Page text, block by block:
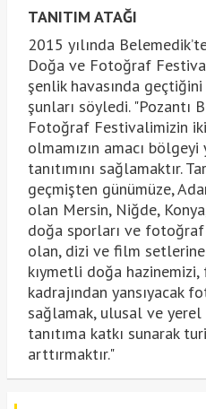
TANITIM ATAĞI
2015 yılında
Doğa ve Fotoğraf
şenlik havasında geçtiğini
şunları söyledi. "Pozantı
Fotoğraf Festivalimizin
olmamızın amacı
tanıtımını sağlamaktır.
geçmişten günümüze,
olan Mersin, Niğde,
doğa sporları ve
olan, dizi ve film
kıymetli doğa
kadrajından yansıyacak
sağlamak, ulusal ve yerel
tanıtıma katkı sunarak
arttırmaktır."